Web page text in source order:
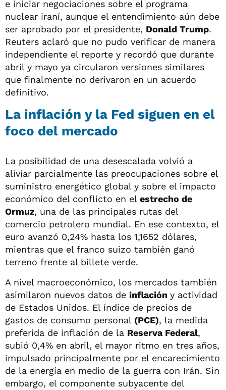
e iniciar negociaciones sobre el programa
nuclear iraní, aunque el entendimiento aún debe
ser aprobado por el presidente, Donald Trump.
Reuters aclaró que no pudo verificar de manera
independiente el reporte y recordó que durante
abril y mayo ya circularon versiones similares
que finalmente no derivaron en un acuerdo
definitivo.
La inflación y la Fed siguen en el
foco del mercado
La posibilidad de una desescalada volvió a
aliviar parcialmente las preocupaciones sobre el
suministro energético global y sobre el impacto
económico del conflicto en el estrecho de
Ormuz, una de las principales rutas del
comercio petrolero mundial. En ese contexto, el
euro avanzó 0,24% hasta los 1,1652 dólares,
mientras que el franco suizo también ganó
terreno frente al billete verde.
A nivel macroeconómico, los mercados también
asimilaron nuevos datos de inflación y actividad
de Estados Unidos. El índice de precios de
gastos de consumo personal (PCE), la medida
preferida de inflación de la Reserva Federal,
subió 0,4% en abril, el mayor ritmo en tres años,
impulsado principalmente por el encarecimiento
de la energía en medio de la guerra con Irán. Sin
embargo, el componente subyacente del